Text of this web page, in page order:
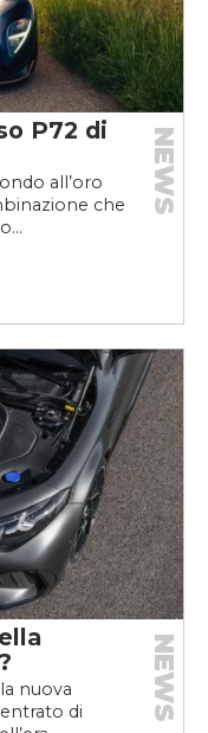
P72 di
all’oro
che
NEWS
nuova
di
NEWS